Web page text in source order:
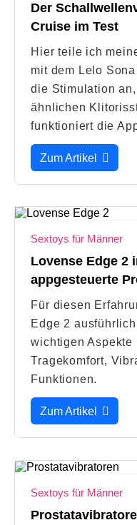
Der
Cruise im Test
Hier teile ich
mit dem Lelo
die Stimulation
ähnlichen
funktioniert die
Zum Artikel
Sextoys für Männer
Lovense Edge 2
appgesteuerte
Für diesen
Edge 2
wichtigen Aspekte
Tragekomfort,
Funktionen.
Zum Artikel
Sextoys für Männer